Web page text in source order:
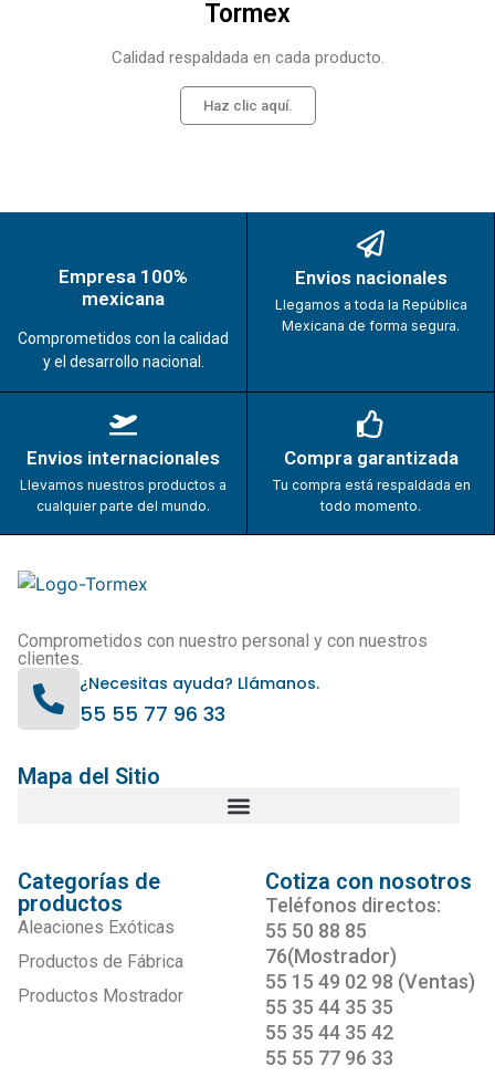
Tormex
Calidad respaldada en cada producto.
Haz clic aquí.
Empresa 100%
mexicana
Comprometidos con la calidad
y el desarrollo nacional.
Envios nacionales
Llegamos a toda la República
Mexicana de forma segura.
Envios internacionales
Llevamos nuestros productos a
cualquier parte del mundo.
Compra garantizada
Tu compra está respaldada en
todo momento.
Comprometidos con nuestro personal y con nuestros
clientes.
¿Necesitas ayuda? Llámanos.
55 55 77 96 33
Mapa del Sitio
Categorías de
productos
Aleaciones Exóticas
Productos de Fábrica
Productos Mostrador
Cotiza con nosotros
Teléfonos directos:
55 50 88 85
76(Mostrador)
55 15 49 02 98 (Ventas)
55 35 44 35 35
55 35 44 35 42
55 55 77 96 33